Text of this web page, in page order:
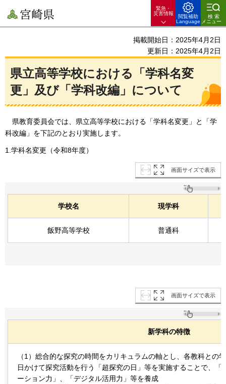
宮崎県
緊急・
災害情報
閲覧補助
Language
検索
メニュー
掲載開始日：2025年4月2日
更新日：2025年4月2日
県立高等学校における「学科名変
更」及び「学科改編」について
県教育委員会では、県立高等学校における「学科名変更」と「学
科改編」を下記のとおり実施します。
1.学科名変更（令和8年度）
画面サイズで表示
学校名 現学科
飯野高等学校 普通科
画面サイズで表示
新学科の特徴
（1）総合的な探究の時間をカリキュラムの軸とし、各教科との
日かけて探究活動を行う「超探究の日」等を実施することで、「
ーション力」、「デジタル活用力」等を養成